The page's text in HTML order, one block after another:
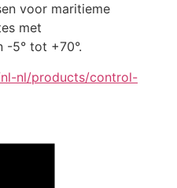
voor maritieme
met
-5° tot +70°.
nl/products/control-